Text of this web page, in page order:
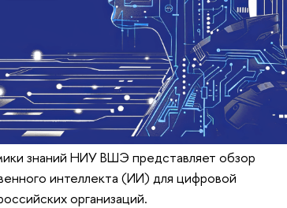
знаний НИУ ВШЭ представляет обзор
интеллекта (ИИ) для цифровой
организаций.